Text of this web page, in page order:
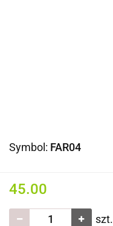
Symbol: FAR04
45.00
szt.